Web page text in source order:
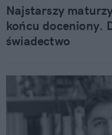
Najstarszy
końcu doceniony.
świadectwo